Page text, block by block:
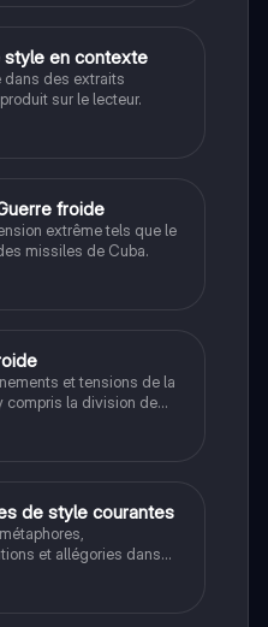
à approfondir leur
et existentiels.
style en contexte
dans des extraits
sur le lecteur.
froide
extrême tels que le
missiles de Cuba.
et tensions de la
compris la division de
la guerre du Vietnam, et
de révision couvre les
de style courantes
et allégories dans